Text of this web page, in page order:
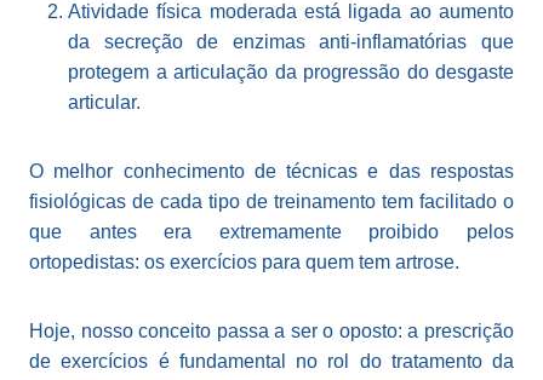
Atividade física moderada está ligada ao aumento
da secreção de enzimas anti-inflamatórias que
protegem a articulação da progressão do desgaste
articular.
O melhor conhecimento de técnicas e das respostas
fisiológicas de cada tipo de treinamento tem facilitado o
que antes era extremamente proibido pelos
ortopedistas: os exercícios para quem tem artrose.
Hoje, nosso conceito passa a ser o oposto: a prescrição
de exercícios é fundamental no rol do tratamento da